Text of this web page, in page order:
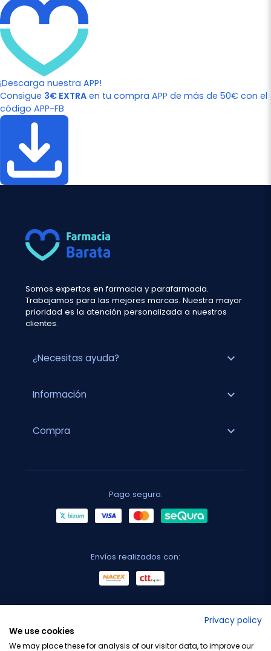
¡Descarga nuestra APP!
Consigue 3€ EXTRA en tu compra APP de más de 50€ con el
código APP-FB
Somos expertos en farmacia y parafarmacia.
Trabajamos para las mejores marcas. Nuestra mayor
prioridad es la atención personalizada a nuestros
clientes.
¿Necesitas ayuda? expand_more
Información expand_more
Compra expand_more
Pago seguro:
Envíos realizados con:
Privacy policy
We use cookies
We may place these for analysis of our visitor data, to improve our